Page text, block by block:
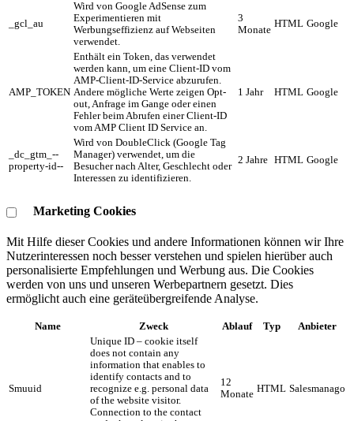
_gcl_au
Wird von Google AdSense zum
Experimentieren mit
Werbungseffizienz auf Webseiten
verwendet.
3
Monate
HTML Google
AMP_TOKEN
Enthält ein Token, das verwendet
werden kann, um eine Client-ID vom
AMP-Client-ID-Service abzurufen.
Andere mögliche Werte zeigen Opt-
out, Anfrage im Gange oder einen
Fehler beim Abrufen einer Client-ID
vom AMP Client ID Service an.
1 Jahr HTML Google
_dc_gtm_--
property-id--
Wird von DoubleClick (Google Tag
Manager) verwendet, um die
Besucher nach Alter, Geschlecht oder
Interessen zu identifizieren.
2 Jahre HTML Google
Marketing Cookies
Mit Hilfe dieser Cookies und andere Informationen können wir Ihre
Nutzerinteressen noch besser verstehen und spielen hierüber auch
personalisierte Empfehlungen und Werbung aus. ​Die Cookies
werden von uns und unseren Werbepartnern gesetzt. Dies
ermöglicht auch eine geräteübergreifende Analyse.
Name Zweck Ablauf Typ Anbieter
Smuuid
Unique ID – cookie itself
does not contain any
information that enables to
identify contacts and to
recognize e.g. personal data
of the website visitor.
Connection to the contact
12
Monate HTML Salesmanago